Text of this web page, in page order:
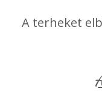
A terheket